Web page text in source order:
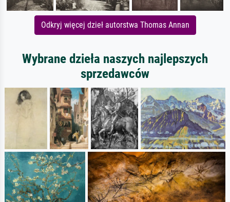
Odkryj więcej dzieł autorstwa Thomas Annan
Wybrane dzieła naszych najlepszych
sprzedawców